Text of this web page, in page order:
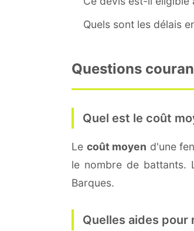
Quels sont les délais
Questions
Quel est le coût
Le coût moyen d'une
le nombre de battants.
Barques.
Quelles aides